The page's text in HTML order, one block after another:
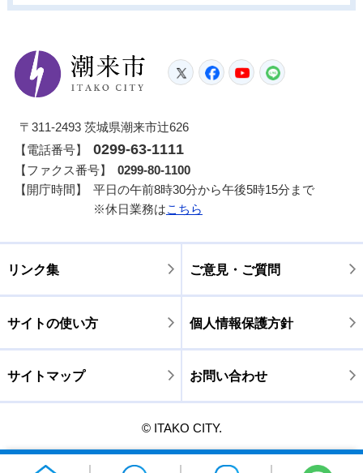
潮来市
TwitterFacebook
YouTube
〒311-2493 茨城県潮来市辻626
【電話番号】
0299-63-1111
【ファクス番号】
0299-80-1100
【開庁時間】
平日の午前8時30分から午後5時15分まで
※休日業務はこちら
リンク集 ご意見・ご質問
サイトの使い方 個人情報保護方針
サイトマップ お問い合わせ
© ITAKO CITY.